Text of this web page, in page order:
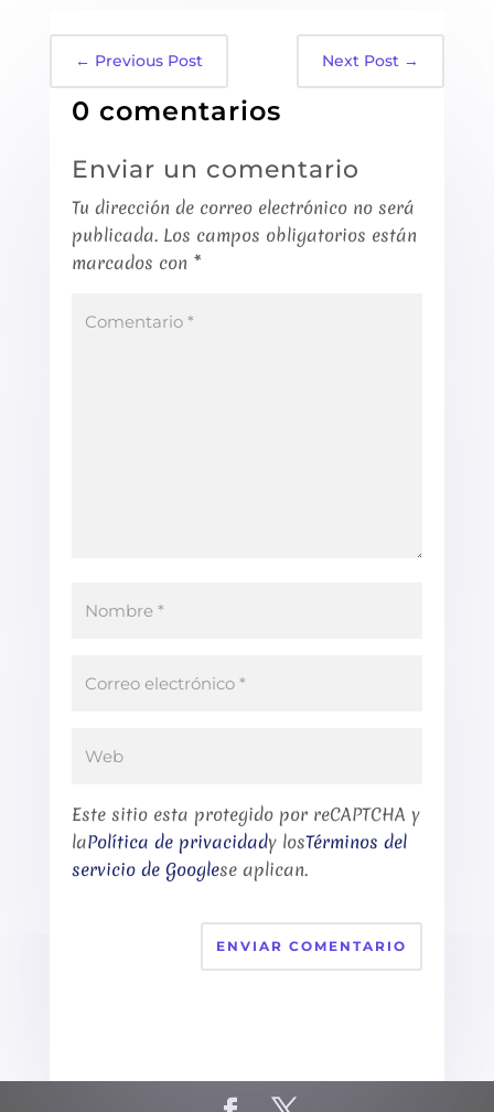
← Previous Post Next Post →
0 comentarios
Enviar un comentario
Tu dirección de correo electrónico no será
publicada. Los campos obligatorios están
marcados con *
Este sitio esta protegido por reCAPTCHA y
laPolítica de privacidady losTérminos del
servicio de Googlese aplican.
ENVIAR COMENTARIO